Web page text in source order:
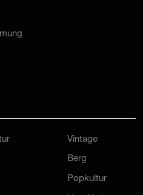
Vintage
Berg
Popkultur